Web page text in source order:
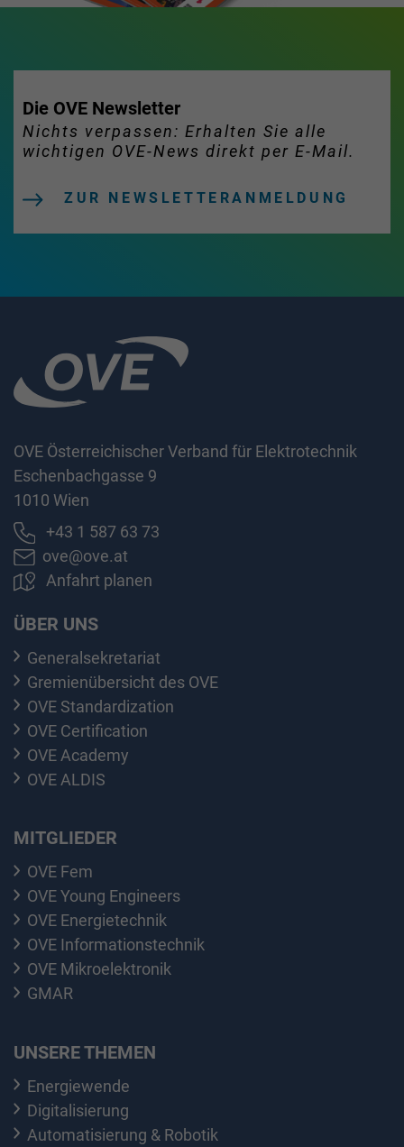
Die OVE Newsletter
Nichts verpassen: Erhalten Sie alle
wichtigen OVE-News direkt per E-Mail.
ZUR NEWSLETTERANMELDUNG
OVE Österreichischer Verband für Elektrotechnik
Eschenbachgasse 9
1010 Wien
+43 1 587 63 73
ove@ove.at
Anfahrt planen
ÜBER UNS
Generalsekretariat
Gremienübersicht des OVE
OVE Standardization
OVE Certification
OVE Academy
OVE ALDIS
MITGLIEDER
OVE Fem
OVE Young Engineers
OVE Energietechnik
OVE Informationstechnik
OVE Mikroelektronik
GMAR
UNSERE THEMEN
Energiewende
Digitalisierung
Automatisierung & Robotik